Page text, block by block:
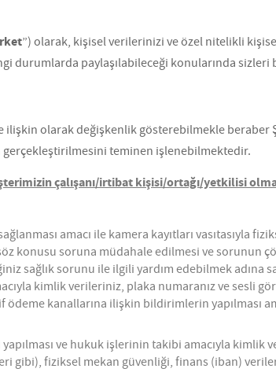
”) olarak, kişisel verilerinizi ve özel nitelikli
durumlarda paylaşılabileceği konularında
olarak değişkenlik gösterebilmekle beraber
gerçekleştirilmesini teminen işlenebilmektedir.
çalışanı/irtibat kişisi/ortağı/yetkilisi
amacı ile kamera kayıtları vasıtasıyla
konusu soruna müdahale edilmesi ve sorunun
sağlık sorunu ile ilgili yardım edebilmek
kimlik verileriniz, plaka numaranız ve sesli
kanallarına ilişkin bildirimlerin yapılması
ve hukuk işlerinin takibi amacıyla
fiziksel mekan güvenliği, finans (iban)